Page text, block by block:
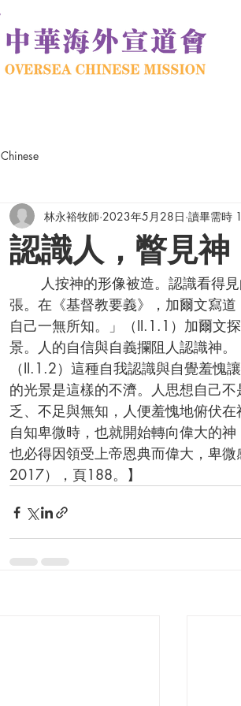
Chinese
認識人，瞥見神
林永裕牧師 2023年5月28日 讀畢需時
張。在《基督教要義》，加爾文寫
自己一無所知。」（II.1.1）加爾文
景。人的自信與自義攔阻人認識神
（II.1.2）這種自我認識與自覺羞愧
的光景是這樣的不濟。人思想自己
乏、不足與無知，人便羞愧地俯伏
自知卑微時，也就開始轉向偉大的
也必得因領受上帝恩典而偉大，卑
2017），頁188。】